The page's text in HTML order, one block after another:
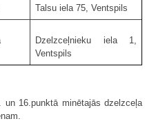
Talsu iela 75, Ventspils
Dzelzceļnieku iela 1,
Ventspils
16.punktā minētajās dzelzceļa